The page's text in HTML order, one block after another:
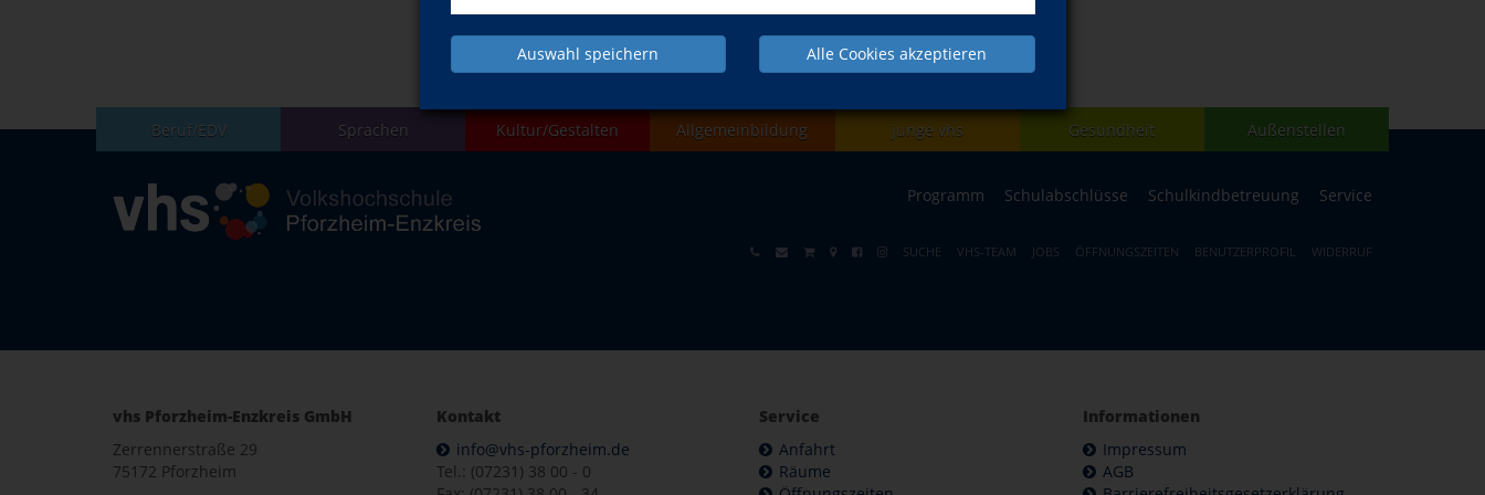
Auswahl speichern Alle Cookies akzeptieren
NACH OBEN
Beruf/EDV Sprachen Kultur/Gestalten Allgemeinbildung junge vhs Gesundheit Außenstellen
Programm Schulabschlüsse Schulkindbetreuung Service
SUCHE VHS-TEAM JOBS ÖFFNUNGSZEITEN BENUTZERPROFIL WIDERRUF
vhs Pforzheim-Enzkreis GmbH
Zerrennerstraße 29
75172 Pforzheim
Kontakt
info@vhs-pforzheim.de
Tel.: (07231) 38 00 - 0
Service
Anfahrt
Räume
Informationen
Impressum
AGB